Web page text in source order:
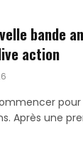
bande
action
pour
Après une